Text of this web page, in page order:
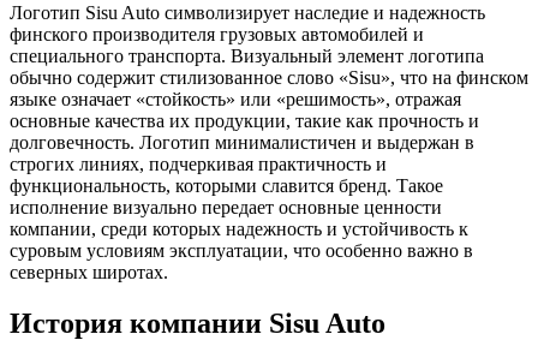
Логотип Sisu Auto символизирует наследие и надежность
финского производителя грузовых автомобилей и
специального транспорта. Визуальный элемент логотипа
обычно содержит стилизованное слово «Sisu», что на финском
языке означает «стойкость» или «решимость», отражая
основные качества их продукции, такие как прочность и
долговечность. Логотип минималистичен и выдержан в
строгих линиях, подчеркивая практичность и
функциональность, которыми славится бренд. Такое
исполнение визуально передает основные ценности
компании, среди которых надежность и устойчивость к
суровым условиям эксплуатации, что особенно важно в
северных широтах.
История компании Sisu Auto